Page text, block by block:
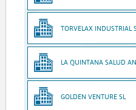
TORVELAX INDUSTRIAL
LA QUINTANA SALUD
GOLDEN VENTURE SL